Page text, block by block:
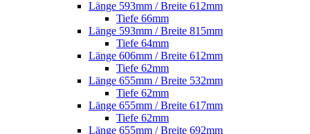
Länge 593mm / Breite 612mm
Tiefe 66mm
Länge 593mm / Breite 815mm
Tiefe 64mm
Länge 606mm / Breite 612mm
Tiefe 62mm
Länge 655mm / Breite 532mm
Tiefe 62mm
Länge 655mm / Breite 617mm
Tiefe 62mm
Länge 655mm / Breite 692mm